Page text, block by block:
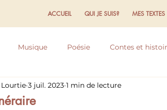
ACCUEIL QUI JE SUIS? MES TEXTES
Musique Poésie Contes et
Réflexions Expériences et ressentis
3 juil. 2023 1 min de lecture